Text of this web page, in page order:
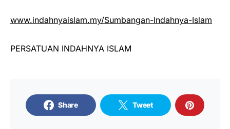
www.indahnyaislam.my/Sumbangan-Indahnya-Islam
PERSATUAN INDAHNYA ISLAM
Share Tweet